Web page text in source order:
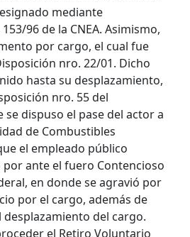
mediante
96 de la CNEA. Asimismo,
por cargo, el cual fue
nro. 22/01. Dicho
hasta su desplazamiento,
nro. 55 del
se dispuso el pase del actor a
de Combustibles
el empleado público
ante el fuero Contencioso
en donde se agravió por
por el cargo, además de
del cargo.
el Retiro Voluntario